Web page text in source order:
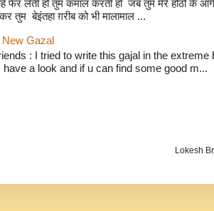
फेर लेती हो तुम कमाल करती हो जब तुम मेरे होंठों के
तुम बेइंतहा ग़रीब को भी मालामाल ...
New Gazal
: I tried to write this gajal in the
a look and if u can find some good m...
Lokesh